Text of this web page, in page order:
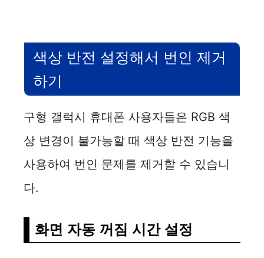
색상 반전 설정해서 번인 제거
하기
구형 갤럭시 휴대폰 사용자들은 RGB 색
상 변경이 불가능할 때 색상 반전 기능을
사용하여 번인 문제를 제거할 수 있습니
다.
화면 자동 꺼짐 시간 설정